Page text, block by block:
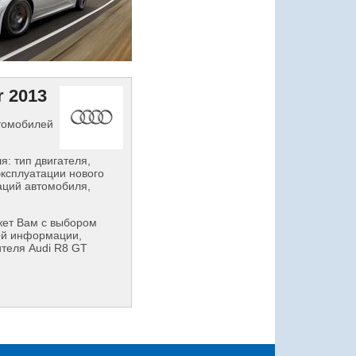
2013
тип двигателя,
нового
автомобиля,
Вам с выбором
информации,
Audi R8 GT